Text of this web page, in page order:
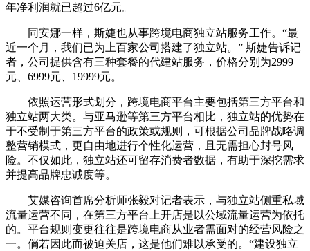
年净利润就已超过6亿元。
同安娜一样，斯婕也从事跨境电商独立站服务工作。“最
近一个月，我们已为上百家公司搭建了独立站。” 斯婕告诉记
者，公司提供含有三种套餐的代建站服务，价格分别为2999
元、6999元、19999元。
依照运营形式划分，跨境电商平台主要包括第三方平台和
独立站两大类。与亚马逊等第三方平台相比，独立站的优势在
于不受制于第三方平台的政策或规则，可根据公司品牌战略调
整营销模式，更自由地进行个性化运营，且无需担心封号风
险。不仅如此，独立站还可留存消费者数据，有助于深挖需求
并提高品牌忠诚度等。
艾媒咨询首席分析师张毅对记者表示，与独立站侧重私域
流量运营不同，在第三方平台上开店是以公域流量运营为依托
的。平台规则变更往往是跨境电商从业者需面对的经营风险之
一。倘若因此而被迫关店，这是他们难以承受的。“建设独立